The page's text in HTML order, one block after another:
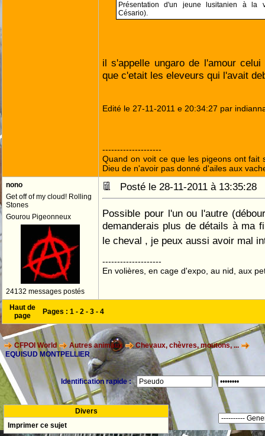
Présentation d'un jeune lusitanien à la
Césario).
il s'appelle ungaro de l'amour
que c'etait les eleveurs qui l'avait
Edité le 27-11-2011 e 20:34:27 par
--------------------
Quand on voit ce que les pigeons ont fait
Dieu de n'avoir pas donné d'ailes aux
nono
Get off of my cloud! Rolling
Stones
Gourou Pigeonneux
24132 messages postés
Posté le 28-11-2011 à 13:35:28
Possible pour l'un ou l'autre
demanderais plus de détails à ma
le cheval , je peux aussi avoir mal
--------------------
En volières, en cage d'expo, au nid, aux
Haut de
page
Pages : 1 - 2 - 3 - 4
CFPOI World Autres animaux
Chevaux, chèvres, moutons, ...
EQUISUD MONTPELLIER
Identification rapide :
Divers
Imprimer ce sujet